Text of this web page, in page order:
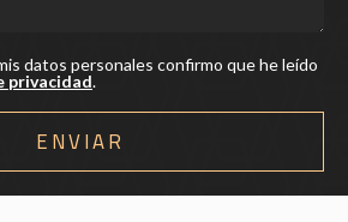
datos personales confirmo que he leído
privacidad.